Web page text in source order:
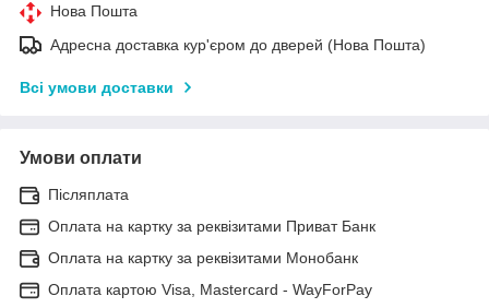
Нова Пошта
Адресна доставка кур'єром до дверей (Нова Пошта)
Всі умови доставки
Умови оплати
Післяплата
Оплата на картку за реквізитами Приват Банк
Оплата на картку за реквізитами Монобанк
Оплата картою Visa, Mastercard - WayForPay